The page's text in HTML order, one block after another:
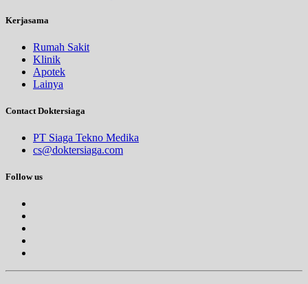
Kerjasama
Rumah Sakit
Klinik
Apotek
Lainya
Contact Doktersiaga
PT Siaga Tekno Medika
cs@doktersiaga.com
Follow us